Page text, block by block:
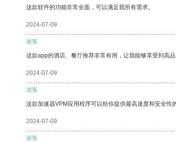
这款软件的功能非常全面，可以满足我所有需求。
2024-07-09
游客
这款app的酒店、餐厅推荐非常有用，让我能够享受到高品
2024-07-09
游客
这款加速器VPM应用程序可以给你提供最高速度和安全性
2024-07-09
游客